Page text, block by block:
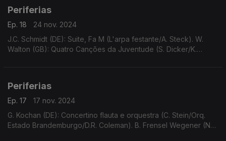
Periferias
Ep. 18
24 nov. 2024
J.C. Schmidt (DE): Suite, Fa M (L'arpa festante/A. Steck). W.
Walton (GB): Quatro Canções da Juventude (S. Dicker/K.
Periferias
Ep. 17
17 nov. 2024
G. Kochan (DE): Concertino flauta e orquestra (C. Stein/Orq.
Estado Brandemburgo/D.R. Coleman). B. Frensel Wegener (NL):